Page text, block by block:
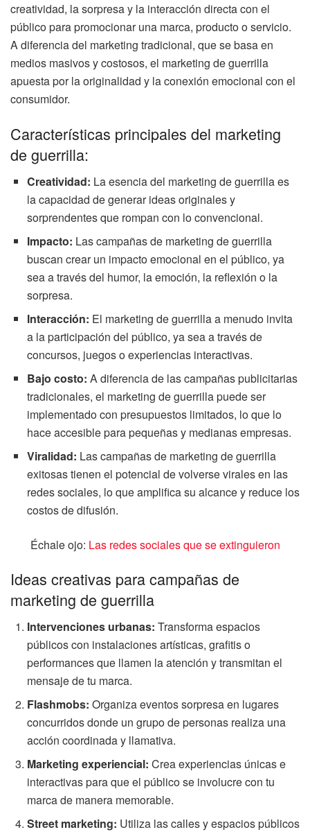
creatividad, la sorpresa y la interacción directa con el
público para promocionar una marca, producto o servicio.
A diferencia del marketing tradicional, que se basa en
medios masivos y costosos, el marketing de guerrilla
apuesta por la originalidad y la conexión emocional con el
consumidor.
Características principales del marketing
de guerrilla:
Creatividad: La esencia del marketing de guerrilla es
la capacidad de generar ideas originales y
sorprendentes que rompan con lo convencional.
Impacto: Las campañas de marketing de guerrilla
buscan crear un impacto emocional en el público, ya
sea a través del humor, la emoción, la reflexión o la
sorpresa.
Interacción: El marketing de guerrilla a menudo invita
a la participación del público, ya sea a través de
concursos, juegos o experiencias interactivas.
Bajo costo: A diferencia de las campañas publicitarias
tradicionales, el marketing de guerrilla puede ser
implementado con presupuestos limitados, lo que lo
hace accesible para pequeñas y medianas empresas.
Viralidad: Las campañas de marketing de guerrilla
exitosas tienen el potencial de volverse virales en las
redes sociales, lo que amplifica su alcance y reduce los
costos de difusión.
Échale ojo: Las redes sociales que se extinguieron
Ideas creativas para campañas de
marketing de guerrilla
Intervenciones urbanas: Transforma espacios
públicos con instalaciones artísticas, grafitis o
performances que llamen la atención y transmitan el
mensaje de tu marca.
Flashmobs: Organiza eventos sorpresa en lugares
concurridos donde un grupo de personas realiza una
acción coordinada y llamativa.
Marketing experiencial: Crea experiencias únicas e
interactivas para que el público se involucre con tu
marca de manera memorable.
Street marketing: Utiliza las calles y espacios públicos